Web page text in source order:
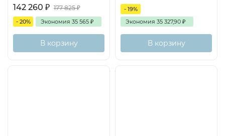
142 260 ₽ 177 825₽
- 20% Экономия 35 565 ₽
В корзину
- 19%
Экономия 35 327,90 ₽
В корзину